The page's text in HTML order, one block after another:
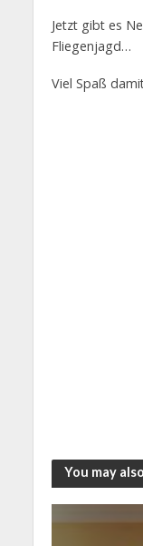
Jetzt gibt es
Fliegenjagd…
Viel Spaß
You may